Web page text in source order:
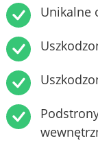
Unikalne